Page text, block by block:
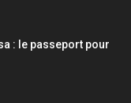
: le passeport pour